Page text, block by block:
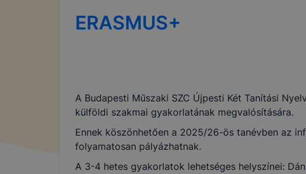
ERASMUS+
A Budapesti Műszaki SZC Újpesti Két Tanítási
külföldi szakmai gyakorlatának megvalósítására.
Ennek köszönhetően a 2025/26-ös tanévben az
folyamatosan pályázhatnak.
A 3-4 hetes gyakorlatok lehetséges helyszínei: